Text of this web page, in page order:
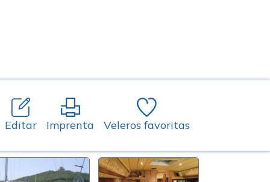
Editar Imprenta Veleros favoritas